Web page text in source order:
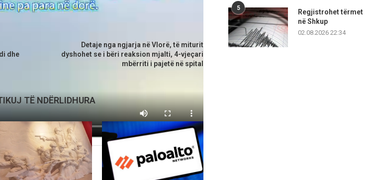
dhe
Detaje nga ngjarja në Vlorë, të miturit
dyshohet se i bëri reaksion mjalti, 4-vjeçari
mbërriti i pajetë në spital
TË NDËRLIDHURA
5
Regjistrohet tërmet
në Shkup
02.08.2026 22:34